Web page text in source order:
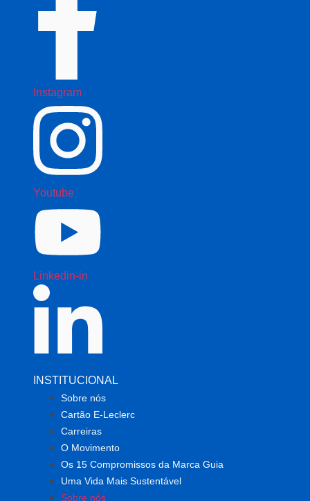
Instagram
Youtube
Linkedin-in
INSTITUCIONAL
Sobre nós
Cartão E-Leclerc
Carreiras
O Movimento
Os 15 Compromissos da Marca Guia
Uma Vida Mais Sustentável
Sobre nós